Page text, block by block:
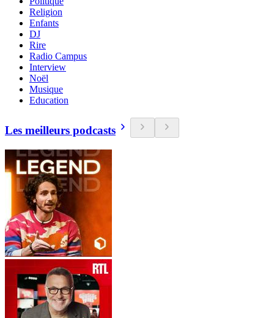
Religion
Enfants
DJ
Rire
Radio Campus
Interview
Noël
Musique
Education
Les meilleurs podcasts